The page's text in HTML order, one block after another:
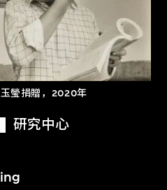
瑩捐贈，2020年
研究中心
及二十一世纪视觉